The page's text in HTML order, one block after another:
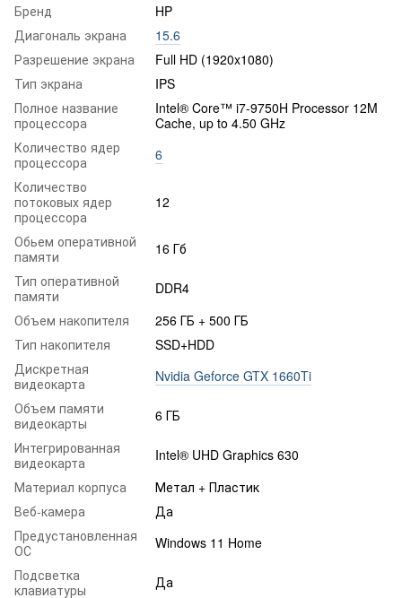
Бренд
HP
Диагональ экрана
15.6
Разрешение экрана
Full HD (1920x1080)
Тип экрана
IPS
Полное название
процессора
Intel® Core™ i7-9750H Processor 12M
Cache, up to 4.50 GHz
Количество ядер
процессора
6
Количество
потоковых ядер
процессора
12
Обьем оперативной
памяти
16 Гб
Тип оперативной
памяти
DDR4
Объем накопителя
256 ГБ + 500 ГБ
Тип накопителя
SSD+HDD
Дискретная
видеокарта
Nvidia Geforce GTX 1660Ti
Объем памяти
видеокарты
6 ГБ
Интегрированная
видеокарта
Intel® UHD Graphics 630
Материал корпуса
Метал + Пластик
Веб-камера
Да
Предустановленная
ОС
Windows 11 Home
Подсветка
клавиатуры
Да